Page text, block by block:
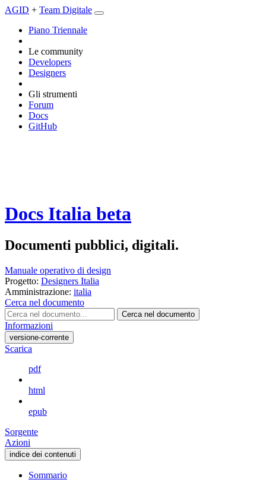
AGID + Team Digitale
Piano Triennale
Le community
Developers
Designers
Gli strumenti
Forum
Docs
GitHub
Docs Italia beta
Documenti pubblici, digitali.
Manuale operativo di design
Progetto: Designers Italia
Amministrazione: italia
Cerca nel documento
Cerca nel documento
Informazioni
versione-corrente
Scarica
pdf
html
epub
Sorgente
Azioni
indice dei contenuti
Sommario